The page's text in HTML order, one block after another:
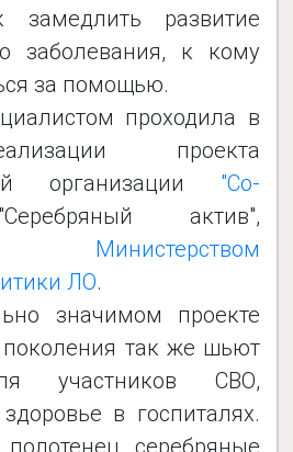
замедлить развитие
заболевания, к кому
за помощью.
проходила в
проекта
организации "Со-
актив",
Министерством
ЛО.
значимом проекте
так же шьют
участников СВО,
в госпиталях.
серебряные